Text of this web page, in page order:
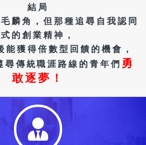
結局
麟角，但那種追尋自我認同
式的創業精神，
能獲得倍數型回饋的機會，
尋傳統職涯路線的青年們 勇
敢逐夢！